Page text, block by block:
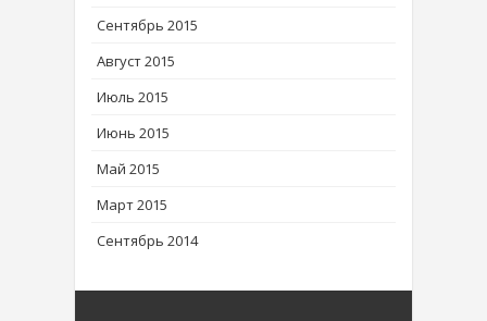
Сентябрь 2015
Август 2015
Июль 2015
Июнь 2015
Май 2015
Март 2015
Сентябрь 2014